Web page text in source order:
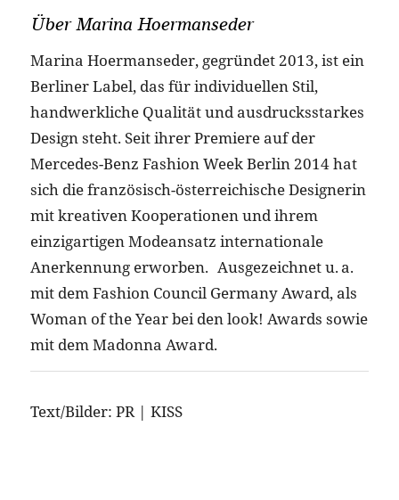
Über Marina Hoermanseder
Marina Hoermanseder, gegründet 2013, ist ein
Berliner Label, das für individuellen Stil,
handwerkliche Qualität und ausdrucksstarkes
Design steht. Seit ihrer Premiere auf der
Mercedes-Benz Fashion Week Berlin 2014 hat
sich die französisch-österreichische Designerin
mit kreativen Kooperationen und ihrem
einzigartigen Modeansatz internationale
Anerkennung erworben. Ausgezeichnet u. a.
mit dem Fashion Council Germany Award, als
Woman of the Year bei den look! Awards sowie
mit dem Madonna Award.
Text/Bilder: PR | KISS